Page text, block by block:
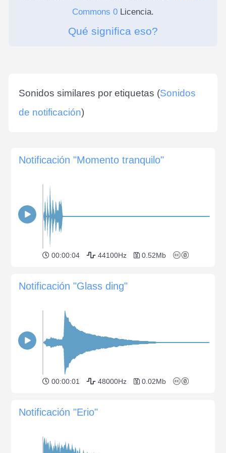
Commons 0 Licencia.
Qué significa eso?
Sonidos similares por etiquetas (Sonidos
de notificación)
Notificación "Momento tranquilo"
00:00:04 44100Hz 0.52Mb
Notificación "Glass ding"
00:00:01 48000Hz 0.02Mb
Notificación "Erio"